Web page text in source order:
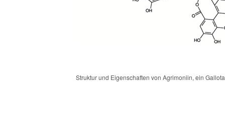
Struktur und Eigenschaften von Agrimoniin, ein